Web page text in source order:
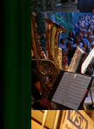
Konzept
Archiv
Kontakt
Impressum
Datenschutz